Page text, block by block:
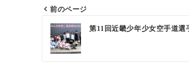
投
稿
ナ
前のページ
第11回近畿少年少女空手道選